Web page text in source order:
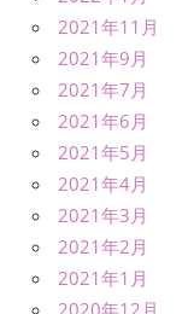
2021年11月
2021年9月
2021年7月
2021年6月
2021年5月
2021年4月
2021年3月
2021年2月
2021年1月
2020年12月